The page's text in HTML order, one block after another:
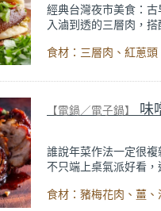
經典台灣夜市美食：
入滷到透的三層肉，
三層肉滷得好吃有撇
足。
【電鍋／電子鍋】 味
誰說年菜作法一定很複
不只端上桌氣派好看